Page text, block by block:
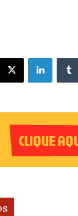
X Linkedin